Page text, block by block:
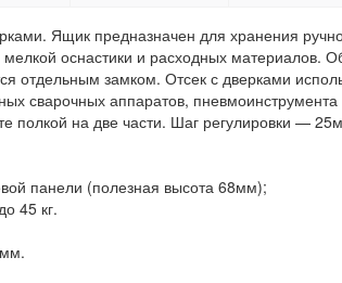
Ящик предназначен для хранения
мелкой оснастики и расходных материалов.
отдельным замком. Отсек с дверками
сварочных аппаратов, пневмоинструмента
полкой на две части. Шаг регулировки —
панели (полезная высота 68мм);
45 кг.